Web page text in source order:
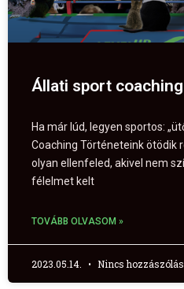
Állati sport
Ha már lúd, legyen sportos:
Coaching Történeteink ötödik
olyan ellenfeled, akivel nem
félelmet kelt
TOVÁBB OLVASOM »
2023.05.14. Nincs hozzászólás